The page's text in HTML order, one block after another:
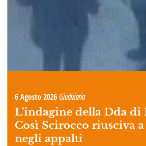
6 Agosto 2026 Giudiziaria
L’indagine della Dda di
Così Scirocco riusciva
negli appalti